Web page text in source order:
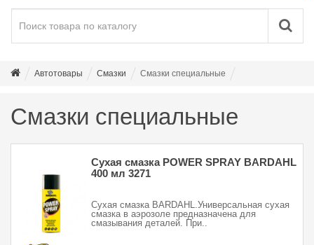
Автотовары Смазки Смазки специальные
Смазки специальные
Сухая смазка POWER SPRAY BARDAHL
400 мл 3271
Сухая смазка BARDAHL.Универсальная сухая
смазка в аэрозоле предназначена для
смазывания деталей. При..